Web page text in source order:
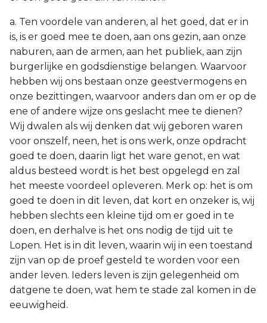
a. Ten voordele van anderen, al het goed, dat er in
is, is er goed mee te doen, aan ons gezin, aan onze
naburen, aan de armen, aan het publiek, aan zijn
burgerlijke en godsdienstige belangen. Waarvoor
hebben wij ons bestaan onze geestvermogens en
onze bezittingen, waarvoor anders dan om er op de
ene of andere wijze ons geslacht mee te dienen?
Wij dwalen als wij denken dat wij geboren waren
voor onszelf, neen, het is ons werk, onze opdracht
goed te doen, daarin ligt het ware genot, en wat
aldus besteed wordt is het best opgelegd en zal
het meeste voordeel opleveren. Merk op: het is om
goed te doen in dit leven, dat kort en onzeker is, wij
hebben slechts een kleine tijd om er goed in te
doen, en derhalve is het ons nodig de tijd uit te
Lopen. Het is in dit leven, waarin wij in een toestand
zijn van op de proef gesteld te worden voor een
ander leven. Ieders leven is zijn gelegenheid om
datgene te doen, wat hem te stade zal komen in de
eeuwigheid.